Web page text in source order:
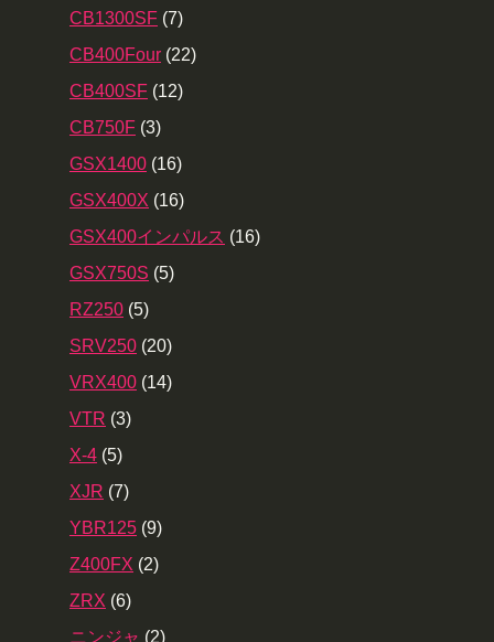
CB1300SF (7)
CB400Four (22)
CB400SF (12)
CB750F (3)
GSX1400 (16)
GSX400X (16)
GSX400インパルス (16)
GSX750S (5)
RZ250 (5)
SRV250 (20)
VRX400 (14)
VTR (3)
X-4 (5)
XJR (7)
YBR125 (9)
Z400FX (2)
ZRX (6)
ニンジャ (2)